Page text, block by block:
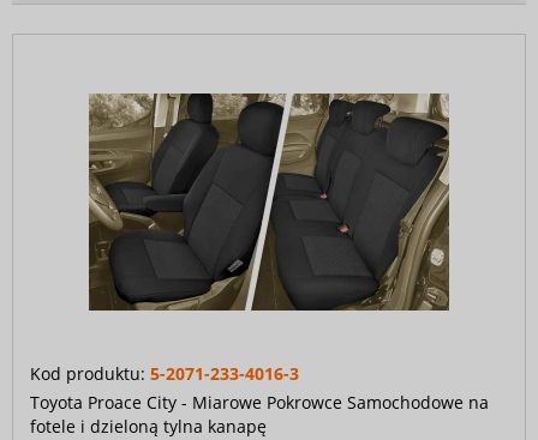
Kod produktu: 5-2071-233-4016-3
Toyota Proace City - Miarowe Pokrowce Samochodowe na
fotele i dzieloną tylna kanapę